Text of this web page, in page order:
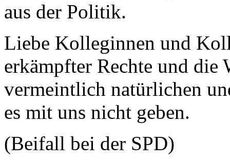
aus der Politik.
Liebe Kolleginnen und
erkämpfter Rechte und die
vermeintlich natürlichen
es mit uns nicht geben.
(Beifall bei der SPD)